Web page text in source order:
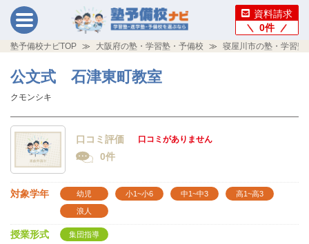
資料請求
0件
塾予備校ナビTOP 大阪府の塾・学習塾・予備校 寝屋川市の塾・学習塾
公文式 石津東町教室
クモンシキ
口コミ評価 口コミがありません
0件
対象学年 幼児 小1~小6 中1~中3 高1~高3
浪人
授業形式 集団指導